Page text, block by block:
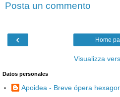
Posta un commento
‹ Home
Visualizza
Datos personales
Apoidea - Breve ópera